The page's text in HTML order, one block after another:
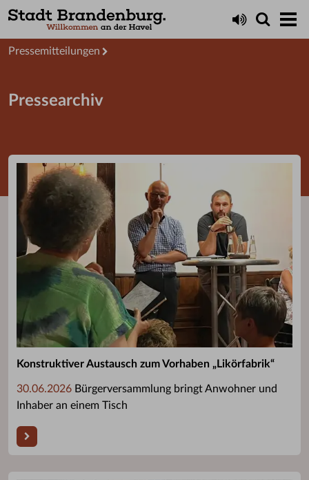
Presseservice
Pressemitteilungen
Pressearchiv
Konstruktiver Austausch zum Vorhaben „Likörfabrik“
30.06.2026 Bürgerversammlung bringt Anwohner und
Inhaber an einem Tisch